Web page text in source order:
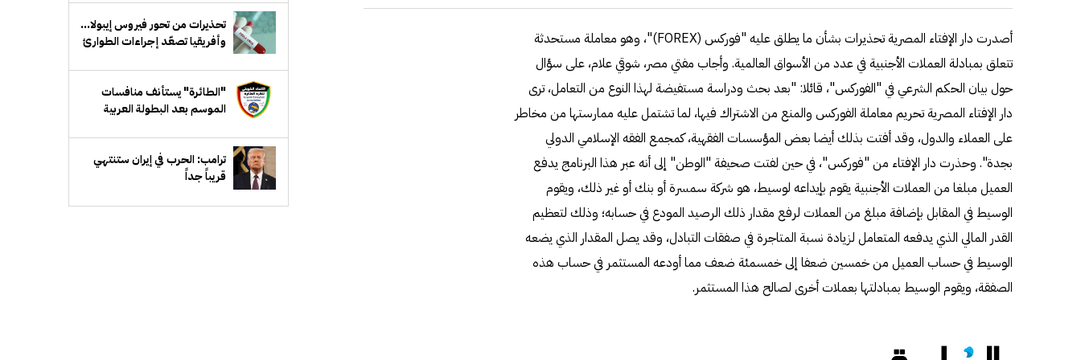
أصدرت دار الإفتاء المصرية تحذيرات بشأن ما يطلق عليه "فوركس (FOREX)"، وهو معاملة مستحدثة
تتعلق بمبادلة العملات الأجنبية في عدد من الأسواق العالمية. وأجاب مفتي مصر، شوقي علام، على سؤال
حول بيان الحكم الشرعي في "الفوركس"، قائلا: "بعد بحث ودراسة مستفيضة لهذا النوع من التعامل، ترى
دار الإفتاء المصرية تحريم معاملة الفوركس والمنع من الاشتراك فيها، لما تشتمل عليه ممارستها من مخاطر
على العملاء والدول، وقد أفتت بذلك أيضا بعض المؤسسات الفقهية، كمجمع الفقه الإسلامي الدولي
بجدة". وحذرت دار الإفتاء من "فوركس"، في حين لفتت صحيفة "الوطن" إلى أنه عبر هذا البرنامج يدفع
العميل مبلغا من العملات الأجنبية يقوم بإيداعه لوسيط، هو شركة سمسرة أو بنك أو غير ذلك، ويقوم
الوسيط في المقابل بإضافة مبلغ من العملات لرفع مقدار ذلك الرصيد المودع في حسابه؛ وذلك لتعظيم
القدر المالي الذي يدفعه المتعامل لزيادة نسبة المتاجرة في صفقات التبادل، وقد يصل المقدار الذي يضعه
الوسيط في حساب العميل من خمسين ضعفا إلى خمسمئة ضعف مما أودعه المستثمر في حساب هذه
الصفقة، ويقوم الوسيط بمبادلتها بعملات أخرى لصالح هذا المستثمر.
تحذيرات من تحور فيروس إيبولا...
وأفريقيا تصعّد إجراءات الطوارئ
"الطائرة" يستأنف منافسات
الموسم بعد البطولة العربية
ترامب: الحرب في إيران ستنتهي
قريباً جداً